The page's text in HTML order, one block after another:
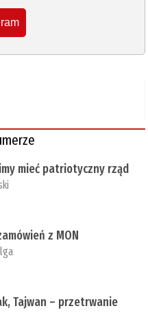
mieć patriotyczny rząd
z MON
Tajwan – przetrwanie